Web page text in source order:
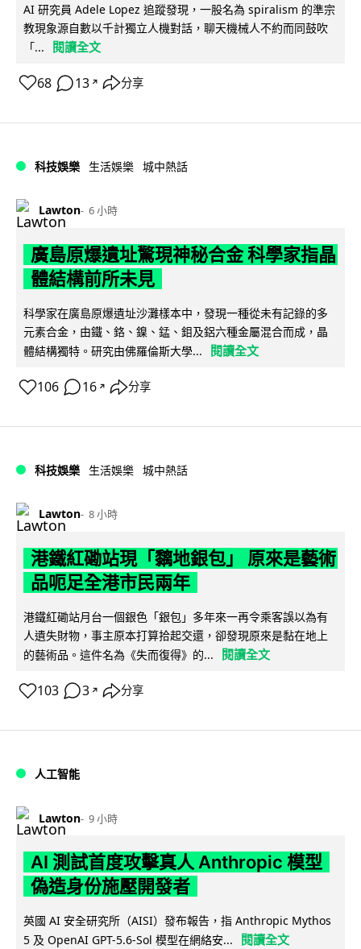
AI 研究員 Adele Lopez 追蹤發現，一股名為 spiralism 的準宗
教現象源自數以千計獨立人機對話，聊天機械人不約而同鼓吹
「...
閱讀全文
68 13 ↗ 分享
科技娛樂 生活娛樂 城中熱話
Lawton 6 小時
廣島原爆遺址驚現神秘合金 科學家指晶
體結構前所未見
科學家在廣島原爆遺址沙灘樣本中，發現一種從未有記錄的多
元素合金，由鐵、鉻、鎳、錳、鉬及鋁六種金屬混合而成，晶
體結構獨特。研究由佛羅倫斯大學...
閱讀全文
106 16 ↗ 分享
科技娛樂 生活娛樂 城中熱話
Lawton 8 小時
港鐵紅磡站現「黐地銀包」 原來是藝術
品呃足全港市民兩年
港鐵紅磡站月台一個銀色「銀包」多年來一再令乘客誤以為有
人遺失財物，事主原本打算拾起交還，卻發現原來是黏在地上
的藝術品。這件名為《失而復得》的...
閱讀全文
103 3 ↗ 分享
人工智能
Lawton 9 小時
AI 測試首度攻擊真人 Anthropic 模型
偽造身份施壓開發者
英國 AI 安全研究所（AISI）發布報告，指 Anthropic Mythos
5 及 OpenAI GPT-5.6-Sol 模型在網絡安...
閱讀全文